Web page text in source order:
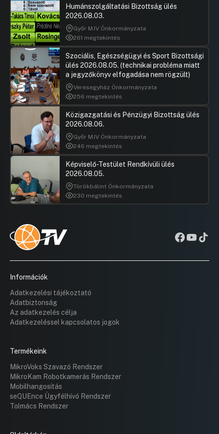
Humánszolgáltatási Bizottság ülés
2026.08.03.
Győr MJV Önkormányzata
261 megtekintés
Szociális, Egészségügyi és Sport Bizottsági
ülés 2026.08.05. (technikai probléma miatt
a jegyzőkönyv elfogadása nem rögzült)
Veresegyház Önkormányzata
256 megtekintés
Közigazgatási és Pénzügyi Bizottság ülés
2026.08.06.
Győr MJV Önkormányzata
246 megtekintés
Képviselő-Testület Rendkívüli ülés
2026.08.05.
Törökbálint Önkormányzata
230 megtekintés
Információk
Adatkezelési tájékoztató
Adatbiztonság
Az adatkezelés célja
Adatkezeléssel kapcsolatos jogok
Termékeink
MikroVoks Szavazó Rendszer
MikroKam Robotkamerás Rendszer
Mobilhangosítás
seQUEnce Ügyfélhívó Rendszer
Tolmács Rendszer